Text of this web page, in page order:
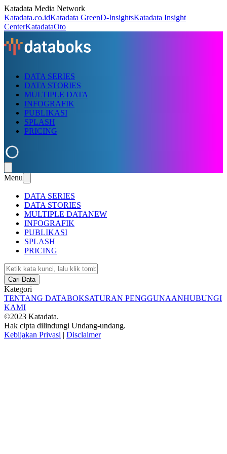
Katadata Media Network
Katadata.co.idKatadata GreenD-InsightsKatadata Insight
CenterKatadataOto
DATA SERIES
DATA STORIES
MULTIPLE DATA
INFOGRAFIK
PUBLIKASI
SPLASH
PRICING
Menu
DATA SERIES
DATA STORIES
MULTIPLE DATANEW
INFOGRAFIK
PUBLIKASI
SPLASH
PRICING
Cari Data
Kategori
TENTANG DATABOKSATURAN PENGGUNAANHUBUNGI
KAMI
©2023 Katadata.
Hak cipta dilindungi Undang-undang.
Kebijakan Privasi | Disclaimer